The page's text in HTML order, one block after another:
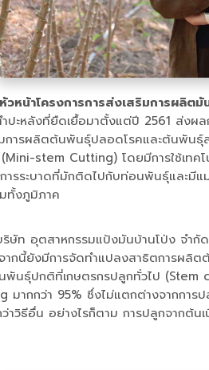
หน้าโครงการการส่งเสริมการผลิ
ปะหลังที่ยืดเยื้อมาตั้งแต่ปี 2561 ส่ง
การผลิตต้นพันธุ์ปลอดโรคและต้นพัน
stem Cutting) โดยมีการใช้เทค
รระบาดที่มักติดไปกับท่อนพันธุ์และมี
ทั้งภูมิภาค
ริษัท อุตสาหกรรมแป้งมันบ้านโป่ง จ
กจากนี้ยังมีการจัดทำแปลงสาธิตกา
พันธุ์ปกติที่เกษตรกรปลูกทั่วไป
ากกว่า 95% ซึ่งไม่แตกต่างจากกา
ว่าวิธีอื่น อย่างไรก็ตาม การปลูกจาก